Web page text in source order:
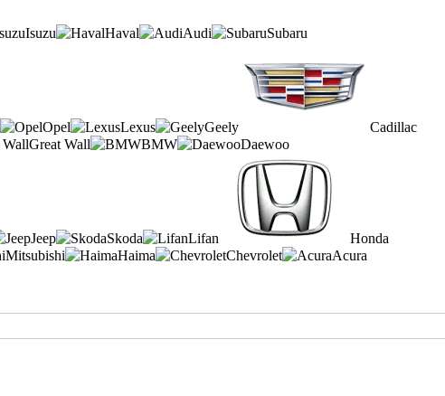
Isuzu Haval Audi Subaru
Opel Lexus Geely
Cadillac
Great Wall BMW Daewoo
Jeep Skoda Lifan
Honda
Mitsubishi Haima Chevrolet
Acura